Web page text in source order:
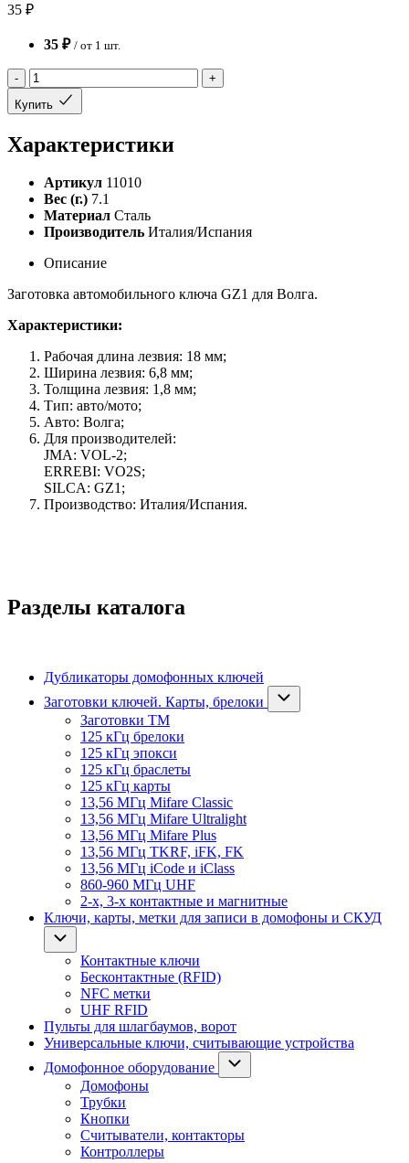
35 ₽
35 ₽ / от 1 шт.
-
+
Купить
Характеристики
Артикул 11010
Вес (г.) 7.1
Материал Сталь
Производитель Италия/Испания
Описание
Заготовка автомобильного ключа GZ1 для Волга.
Характеристики:
Рабочая длина лезвия: 18 мм;
Ширина лезвия: 6,8 мм;
Толщина лезвия: 1,8 мм;
Тип: авто/мото;
Авто: Волга;
Для производителей:
JMA: VOL-2;
ERREBI: VO2S;
SILCA: GZ1;
Производство: Италия/Испания.
Разделы каталога
Дубликаторы домофонных ключей
Заготовки ключей. Карты, брелоки
Заготовки ТМ
125 кГц брелоки
125 кГц эпокси
125 кГц браслеты
125 кГц карты
13,56 МГц Mifare Classic
13,56 МГц Mifare Ultralight
13,56 МГц Mifare Plus
13,56 МГц TKRF, iFK, FK
13,56 МГц iCode и iClass
860-960 МГц UHF
2-х, 3-х контактные и магнитные
Ключи, карты, метки для записи в домофоны и СКУД
Контактные ключи
Бесконтактные (RFID)
NFC метки
UHF RFID
Пульты для шлагбаумов, ворот
Универсальные ключи, считывающие устройства
Домофонное оборудование
Домофоны
Трубки
Кнопки
Считыватели, контакторы
Контроллеры